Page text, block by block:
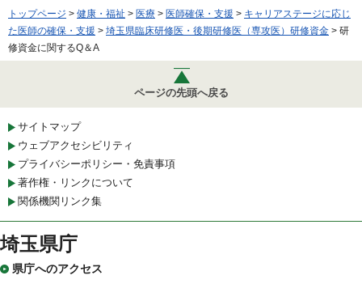
トップページ > 健康・福祉 > 医療 > 医師確保・支援 > キャリアステージに応じ
た医師の確保・支援 > 埼玉県臨床研修医・後期研修医（専攻医）研修資金 > 研
修資金に関するQ＆A
ページの先頭へ戻る
サイトマップ
ウェブアクセシビリティ
プライバシーポリシー・免責事項
著作権・リンクについて
関係機関リンク集
埼玉県庁
県庁へのアクセス